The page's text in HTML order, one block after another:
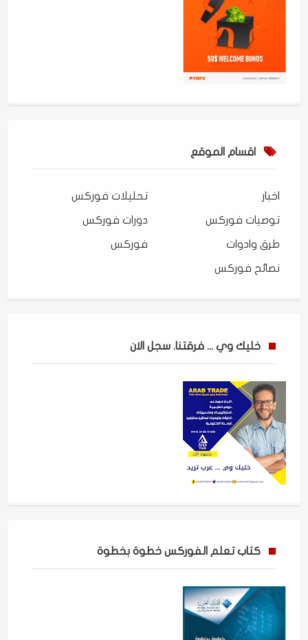
اقسام الموقع
اخبار تحليلات فوركس
توصيات فوركس دورات فوركس
طرق وادوات فوركس
نصائح فوركس
خليك وي ... فرقتنا. سجل الان
كتاب تعلم الفوركس خطوة بخطوة